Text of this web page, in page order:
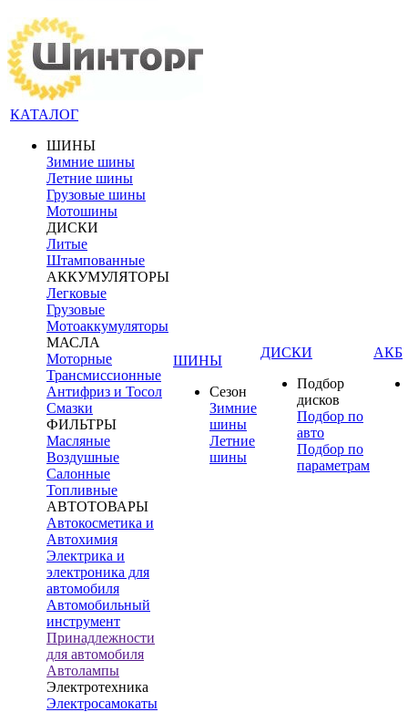
КАТАЛОГ
ШИНЫ
Зимние шины
Летние шины
Грузовые шины
Мотошины
ДИСКИ
Литые
Штампованные
АККУМУЛЯТОРЫ
Легковые
Грузовые
Мотоаккумуляторы
МАСЛА
Моторные
Трансмиссионные
Антифриз и Тосол
Смазки
ФИЛЬТРЫ
Масляные
Воздушные
Салонные
Топливные
АВТОТОВАРЫ
Автокосметика и
Автохимия
Электрика и
электроника для
автомобиля
Автомобильный
инструмент
Принадлежности
для автомобиля
Автолампы
Электротехника
Электросамокаты
ШИНЫ
Сезон
Зимние
шины
Летние
шины
ДИСКИ
Подбор
дисков
Подбор по
авто
Подбор по
параметрам
АКБ